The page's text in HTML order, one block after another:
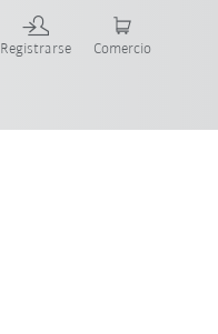
Registrarse Comercio